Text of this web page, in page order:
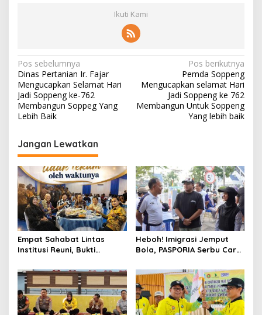
Ikuti Kami
Navigasi
pos
Pos sebelumnya
Dinas Pertanian Ir. Fajar
Mengucapkan Selamat Hari
Jadi Soppeng ke-762
Membangun Soppeg Yang
Lebih Baik
Pos berikutnya
Pemda Soppeng
Mengucapkan selamat Hari
Jadi Soppeng ke 762
Membangun Untuk Soppeng
Yang lebih baik
Jangan Lewatkan
Empat Sahabat Lintas
Institusi Reuni, Bukti
Sejak Mengabdi di Soppeng
Heboh! Imigrasi Jemput
Bola, PASPORIA Serbu Car
Warga Antre Nikmati
Layanan Paspor Akhir
Pekan